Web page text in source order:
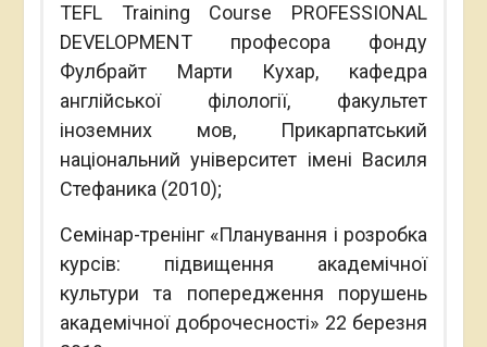
TEFL Training Course PROFESSIONAL
DEVELOPMENT професора фонду
Фулбрайт Марти Кухар, кафедра
англійської філології, факультет
іноземних мов, Прикарпатський
національний університет імені Василя
Стефаника (2010);
Семінар-тренінг «Планування і розробка
курсів: підвищення академічної
культури та попередження порушень
академічної доброчесності» 22 березня